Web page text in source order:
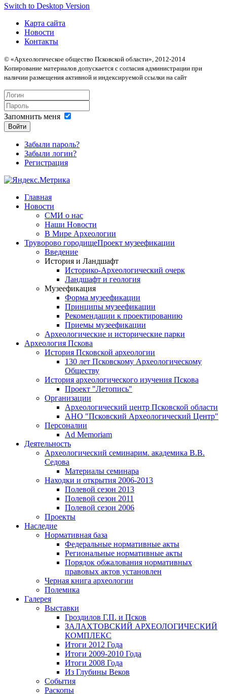
Switch to Desktop Version
Карта сайта
Новости
Контакты
© «Археологическое общество Псковской области», 2012-2014
Копирование материалов допускается с согласия администрации при
наличии размещения активной и индексируемой ссылки на сайт
Запомнить меня
Войти
Забыли пароль?
Забыли логин?
Регистрация
Главная
Новости
СМИ о нас
Наши Новости
В Мире Археологии
Труворово городищеПроект музеефикации
Введение
История и Ландшафт
Историко-Археологический очерк
Ландшафт и геология
Музеефикация
Форма музеефикации
Принципы музеефикации
Рекомендации к проектированию
Приемы музеефикации
Археологические и исторические парки
Археология Пскова
История Псковской археологии
130 лет Псковскому Археологическому
Обществу
История археологического изучения Пскова
Проект "Летопись"
Организации
Археологический центр Псковской области
АНО "Псковский Археологический Центр"
Персоналии
Ad Memoriam
Деятельность
Археологический семинарим. академика В.В.
Седова
Материалы семинара
Находки и открытия 2006-2013
Полевой сезон 2013
Полевой сезон 2011
Полевой сезон 2006
Проекты
Наследие
Нормативная база
Федеральные нормативные акты
Региональные нормативные акты
Порядок обжалования нормативных
правовых актов установлен
Черная книга археологии
Полемика
Галерея
Выставки
Гроздилов Г.П. и Псков
ЗАЛАХТОВСКИЙ АРХЕОЛОГИЧЕСКИЙ
КОМПЛЕКС
Итоги 2012 Года
Итоги 2009-2010 Года
Итоги 2008 Года
Из Глубины Веков
События
Раскопы